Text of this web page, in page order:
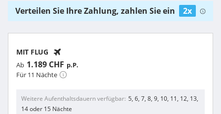
Verteilen Sie Ihre Zahlung, zahlen Sie ein 2x
MIT FLUG
Ab 1.189 CHF p.P.
Für 11 Nächte
Weitere Aufenthaltsdauern verfügbar 5, 6, 7, 8, 9, 10, 11, 12, 13,
14 oder 15 Nächte